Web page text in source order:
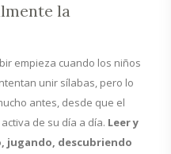
la
empieza cuando los niños
unir sílabas, pero lo
antes, desde que el
de su día a día. Leer y
jugando, descubriendo